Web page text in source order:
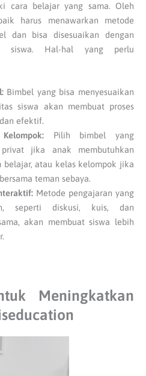
cara belajar yang sama. Oleh
harus menawarkan metode
dan bisa disesuaikan dengan
siswa. Hal-hal yang perlu
Bimbel yang bisa menyesuaikan
siswa akan membuat proses
efektif.
Pilih bimbel yang
jika anak membutuhkan
belajar, atau kelas kelompok jika
teman sebaya.
Metode pengajaran yang
seperti diskusi, kuis, dan
akan membuat siswa lebih
Meningkatkan